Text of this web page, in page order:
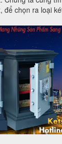
, để chọn ra loại